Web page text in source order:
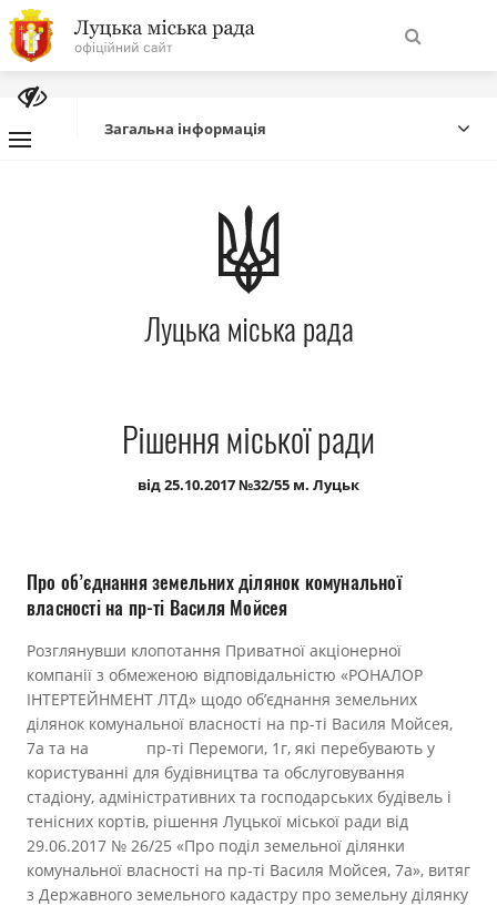
На
головну
Про місто
Міська влада
Міська рада
Публічна інформація
Документи
Загальна інформація
Луцька міська рада
Рішення міської ради
від 25.10.2017 №32/55 м. Луцьк
Про об’єднання земельних ділянок комунальної
власності на пр-ті Василя Мойсея
Розглянувши клопотання Приватної акціонерної
компанії з обмеженою відповідальністю «РОНАЛОР
ІНТЕРТЕЙНМЕНТ ЛТД» щодо об’єднання земельних
ділянок комунальної власності на пр-ті Василя Мойсея,
7а та на пр-ті Перемоги, 1г, які перебувають у
користуванні для будівництва та обслуговування
стадіону, адміністративних та господарських будівель і
тенісних кортів, рішення Луцької міської ради від
29.06.2017 № 26/25 «Про поділ земельної ділянки
комунальної власності на пр-ті Василя Мойсея, 7а», витяг
з Державного земельного кадастру про земельну ділянку